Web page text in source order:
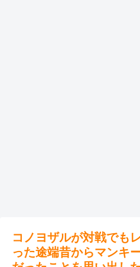
コノヨザルが対戦でも
った途端昔からマンキ